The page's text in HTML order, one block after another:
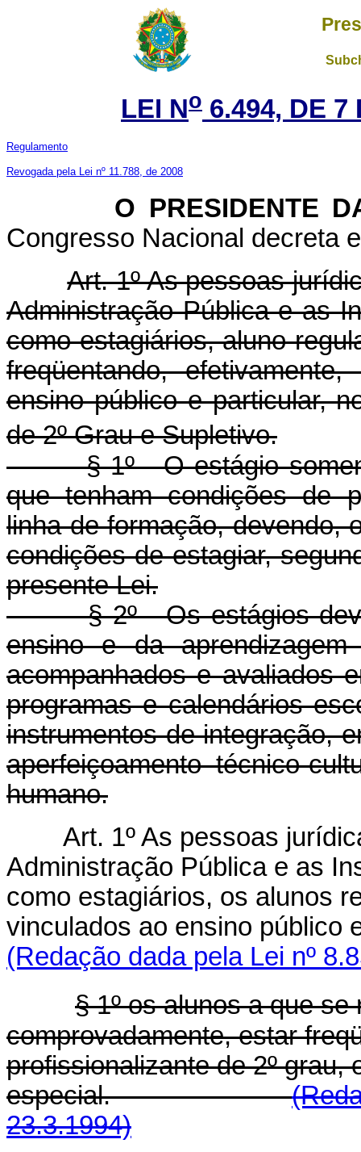
LEI No 6.494, DE 7
Regulamento
Revogada pela Lei nº 11.788, de 2008
O PRESIDENTE
Congresso Nacional decreta
Art. 1º As pessoas
Administração Pública e as
como estagiários, aluno
freqüentando,
ensino público e particular,
de 2º Grau e Supletivo.
§ 1º - O estágio somente
que tenham condições de
linha de formação, devendo,
condições de estagiar,
presente Lei.
§ 2º - Os estágios
ensino e da
acompanhados e avaliados
programas e calendários
instrumentos de integração,
aperfeiçoamento técnico-
humano.
Art. 1º As pessoas
Administração Pública e as
como estagiários, os alunos
vinculados ao ensino
(Redação dada pela Lei nº
§ 1º os alunos a que
comprovadamente, estar
profissionalizante de 2º grau,
especial.
23.3.1994)